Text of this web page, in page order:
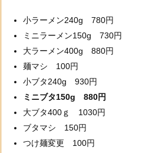
小ラーメン240g 780円
ミニラーメン150g 730円
大ラーメン400g 880円
麺マシ 100円
小ブタ240g 930円
ミニブタ150g 880円
大ブタ400ｇ 1030円
ブタマシ 150円
つけ麺変更 100円